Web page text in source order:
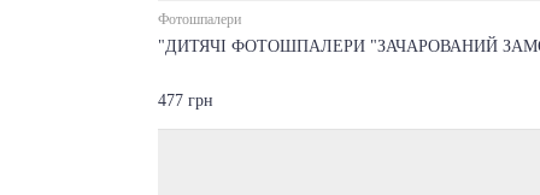
Фотошпалери
"ДИТЯЧІ ФОТОШПАЛЕРИ "ЗАЧАРОВАНИЙ
477 грн